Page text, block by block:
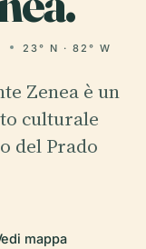
23° N · 82° W
Zenea è un
culturale
del Prado
mappa